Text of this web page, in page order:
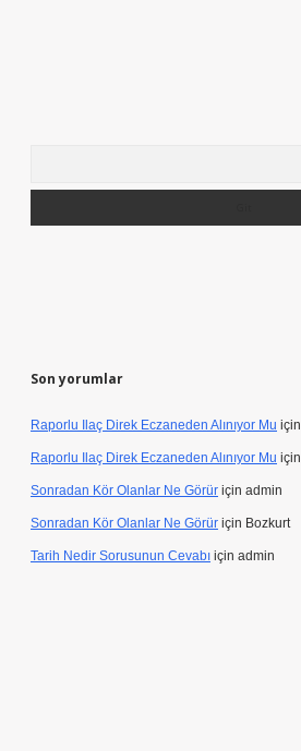
Son yorumlar
Raporlu Ilaç Direk Eczaneden Alınıyor Mu için
Raporlu Ilaç Direk Eczaneden Alınıyor Mu için
Sonradan Kör Olanlar Ne Görür için admin
Sonradan Kör Olanlar Ne Görür için Bozkurt
Tarih Nedir Sorusunun Cevabı için admin